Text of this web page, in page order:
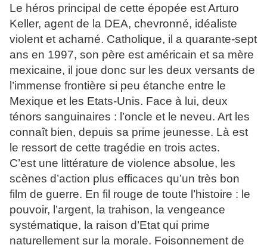
Le héros principal de cette épopée est Arturo
Keller, agent de la DEA, chevronné, idéaliste
violent et acharné. Catholique, il a quarante-sept
ans en 1997, son père est américain et sa mère
mexicaine, il joue donc sur les deux versants de
l’immense frontière si peu étanche entre le
Mexique et les Etats-Unis. Face à lui, deux
ténors sanguinaires : l’oncle et le neveu. Art les
connaît bien, depuis sa prime jeunesse. Là est
le ressort de cette tragédie en trois actes.
C’est une littérature de violence absolue, les
scènes d’action plus efficaces qu’un très bon
film de guerre. En fil rouge de toute l’histoire : le
pouvoir, l’argent, la trahison, la vengeance
systématique, la raison d’Etat qui prime
naturellement sur la morale. Foisonnement de